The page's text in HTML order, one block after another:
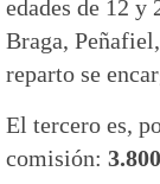
edades de 12 y
Braga,
reparto se
El tercero es,
comisión: